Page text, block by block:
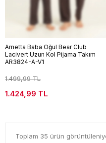
Arnetta Baba Oğul Bear Club
Lacivert Uzun Kol Pijama Takım
AR3824-A-V1
1.499,99 TL
1.424,99 TL
Toplam 35 ürün